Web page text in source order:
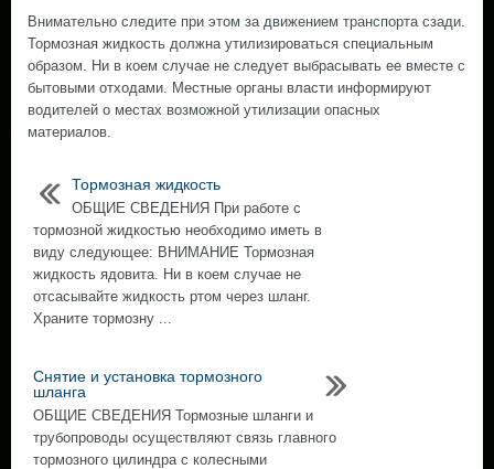
Внимательно следите при этом за движением транспорта сзади.
Тормозная жидкость должна утилизироваться специальным
образом. Ни в коем случае не следует выбрасывать ее вместе с
бытовыми отходами. Местные органы власти информируют
водителей о местах возможной утилизации опасных
материалов.
Тормозная жидкость
ОБЩИЕ СВЕДЕНИЯ При работе с
тормозной жидкостью необходимо иметь в
виду следующее: ВНИМАНИЕ Тормозная
жидкость ядовита. Ни в коем случае не
отсасывайте жидкость ртом через шланг.
Храните тормозну ...
Снятие и установка тормозного
шланга
ОБЩИЕ СВЕДЕНИЯ Тормозные шланги и
трубопроводы осуществляют связь главного
тормозного цилиндра с колесными